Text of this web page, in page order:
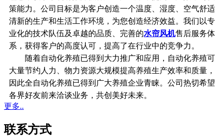
策能力。公司目标是为客户创造一个温度、湿度、空气舒适
清新的生产和生活工作环境，为您创造经济效益。我们以专
业化的技术队伍及卓越的品质、完善的水帘风机售后服务体
系，获得客户的高度认可，提高了在行业中的竞争力。
随着自动化养殖已得到大力推广和应用，自动化养殖可
大量节约人力、物力资源大规模提高养殖生产效率和质量，
因此全自动化养殖已得到广大养殖企业青睐。公司热切希望
各界好友前来洽谈业务，共创美好未来。
更多..
联系方式